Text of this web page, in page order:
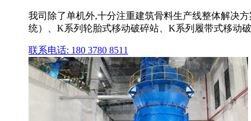
我司除了单机外,十分注重建筑骨料生产线整体解决
统）、K系列轮胎式移动破碎站、K系列履带式移动破
联系电话: 180 3780 8511